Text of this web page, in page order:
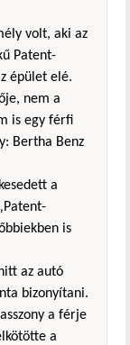
volt, aki az
Patent-
épület elé.
nem a
is egy férfi
Bertha Benz
a
is
az autó
bizonyítani.
a férje
a